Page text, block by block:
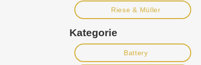
Riese & Müller
Kategorie
Battery